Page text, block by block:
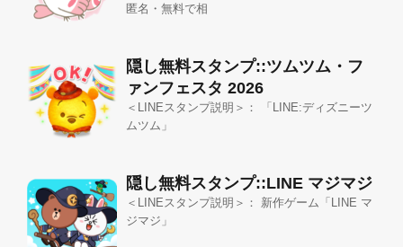
匿名・無料で相
隠し無料スタンプ::ツムツム・フ
ァンフェスタ 2026
＜LINEスタンプ説明＞： 「LINE:ディズニーツ
ムツム」
隠し無料スタンプ::LINE マジマジ
＜LINEスタンプ説明＞： 新作ゲーム「LINE マ
ジマジ」